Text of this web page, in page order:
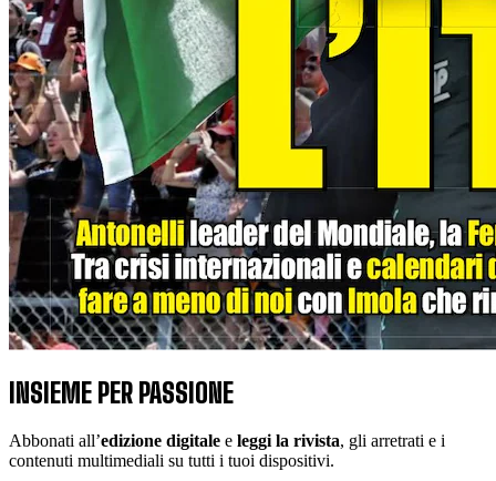
INSIEME PER PASSIONE
Abbonati all’edizione digitale e leggi la rivista, gli arretrati e i
contenuti multimediali su tutti i tuoi dispositivi.